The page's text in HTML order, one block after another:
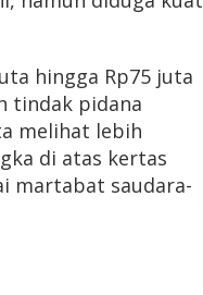
hingga Rp75 juta
tindak pidana
melihat lebih
di atas kertas
martabat saudara-